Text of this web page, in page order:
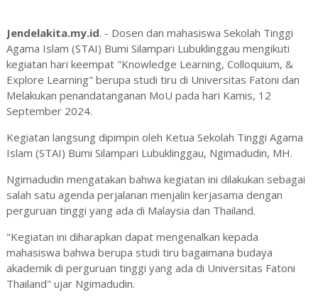
Jendelakita.my.id. - Dosen dan mahasiswa Sekolah Tinggi
Agama Islam (STAI) Bumi Silampari Lubuklinggau mengikuti
kegiatan hari keempat "Knowledge Learning, Colloquium, &
Explore Learning" berupa studi tiru di Universitas Fatoni dan
Melakukan penandatanganan MoU pada hari Kamis, 12
September 2024.
Kegiatan langsung dipimpin oleh Ketua Sekolah Tinggi Agama
Islam (STAI) Bumi Silampari Lubuklinggau, Ngimadudin, MH.
Ngimadudin mengatakan bahwa kegiatan ini dilakukan sebagai
salah satu agenda perjalanan menjalin kerjasama dengan
perguruan tinggi yang ada di Malaysia dan Thailand.
"Kegiatan ini diharapkan dapat mengenalkan kepada
mahasiswa bahwa berupa studi tiru bagaimana budaya
akademik di perguruan tinggi yang ada di Universitas Fatoni
Thailand" ujar Ngimadudin.